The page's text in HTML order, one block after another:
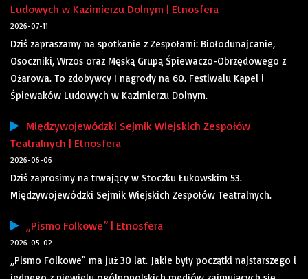
Ludowych w Kazimierzu Dolnym | Etnosfera
2026-07-11
Dziś zapraszamy na spotkanie z Zespołami: Biołodunajcanie,
Osoczniki, Wrzos oraz Męską Grupą Śpiewaczo-Obrzędowego z
Ożarowa. To zdobywcy I nagrody na 60. Festiwalu Kapel i
Śpiewaków Ludowych w Kazimierzu Dolnym.
Międzywojewódzki Sejmik Wiejskich Zespołów
Teatralnych | Etnosfera
2026-06-06
Dziś zaprosimy na trwający w Stoczku Łukowskim 53.
Międzywojewódzki Sejmik Wiejskich Zespołów Teatralnych.
„Pismo Folkowe” | Etnosfera
2026-05-02
„Pismo Folkowe” ma już 30 lat. Jakie były początki najstarszego i